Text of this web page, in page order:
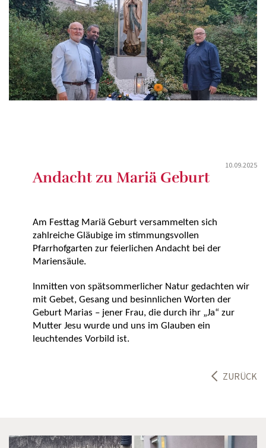
10.09.2025
Andacht zu Mariä Geburt
Am Festtag Mariä Geburt versammelten sich
zahlreiche Gläubige im stimmungsvollen
Pfarrhofgarten zur feierlichen Andacht bei der
Mariensäule.
Inmitten von spätsommerlicher Natur gedachten wir
mit Gebet, Gesang und besinnlichen Worten der
Geburt Marias – jener Frau, die durch ihr „Ja“ zur
Mutter Jesu wurde und uns im Glauben ein
leuchtendes Vorbild ist.
ZURÜCK